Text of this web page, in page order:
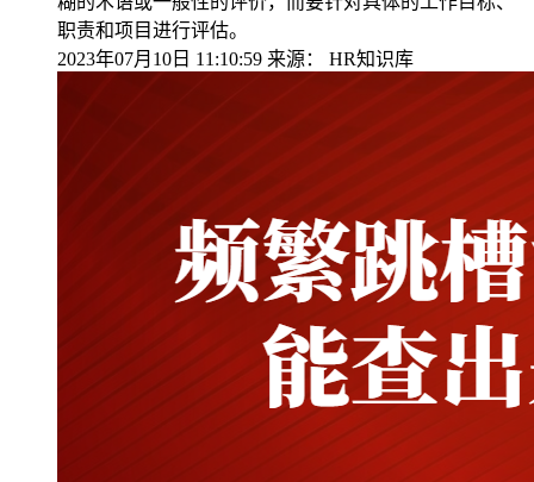
职责和项目进行评估。
2023年07月10日 11:10:59 来源： HR知识库